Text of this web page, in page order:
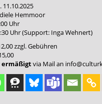
11.10.2025
Hemmoor
Uhr
Uhr (Support: Inga Wehnert)
zzgl. Gebühren
ermäßigtvia Mail an